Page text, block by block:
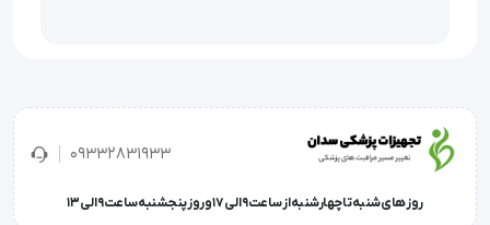
تضمین می‌کند.
09332831933
روز های شنبه تا چهارشنبه از ساعت 9 الی 17 و روز پنجشنبه ساعت 9 الی 13